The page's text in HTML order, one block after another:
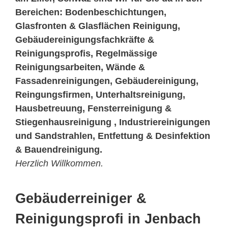
Bereichen: Bodenbeschichtungen,
Glasfronten & Glasflächen Reinigung,
Gebäudereinigungsfachkräfte &
Reinigungsprofis, Regelmässige
Reinigungsarbeiten, Wände &
Fassadenreinigungen, Gebäudereinigung,
Reingungsfirmen, Unterhaltsreinigung,
Hausbetreuung, Fensterreinigung &
Stiegenhausreinigung , Industriereinigungen
und Sandstrahlen, Entfettung & Desinfektion
& Bauendreinigung.
Herzlich Willkommen.
Gebäuderreiniger &
Reinigungsprofi in Jenbach